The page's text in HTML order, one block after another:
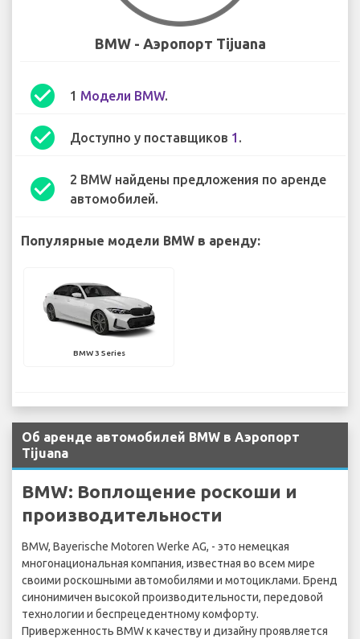
BMW - Аэропорт Tijuana
check_circle 1 Модели BMW.
check_circle Доступно у поставщиков 1 .
check_circle
2 BMW найдены предложения по аренде
автомобилей.
Популярные модели BMW в аренду:
BMW 3 Series
Об аренде автомобилей BMW в Аэропорт
Tijuana
BMW: Воплощение роскоши и
производительности
BMW, Bayerische Motoren Werke AG, - это немецкая
многонациональная компания, известная во всем мире
своими роскошными автомобилями и мотоциклами. Бренд
синонимичен высокой производительности, передовой
технологии и беспрецедентному комфорту.
Приверженность BMW к качеству и дизайну проявляется